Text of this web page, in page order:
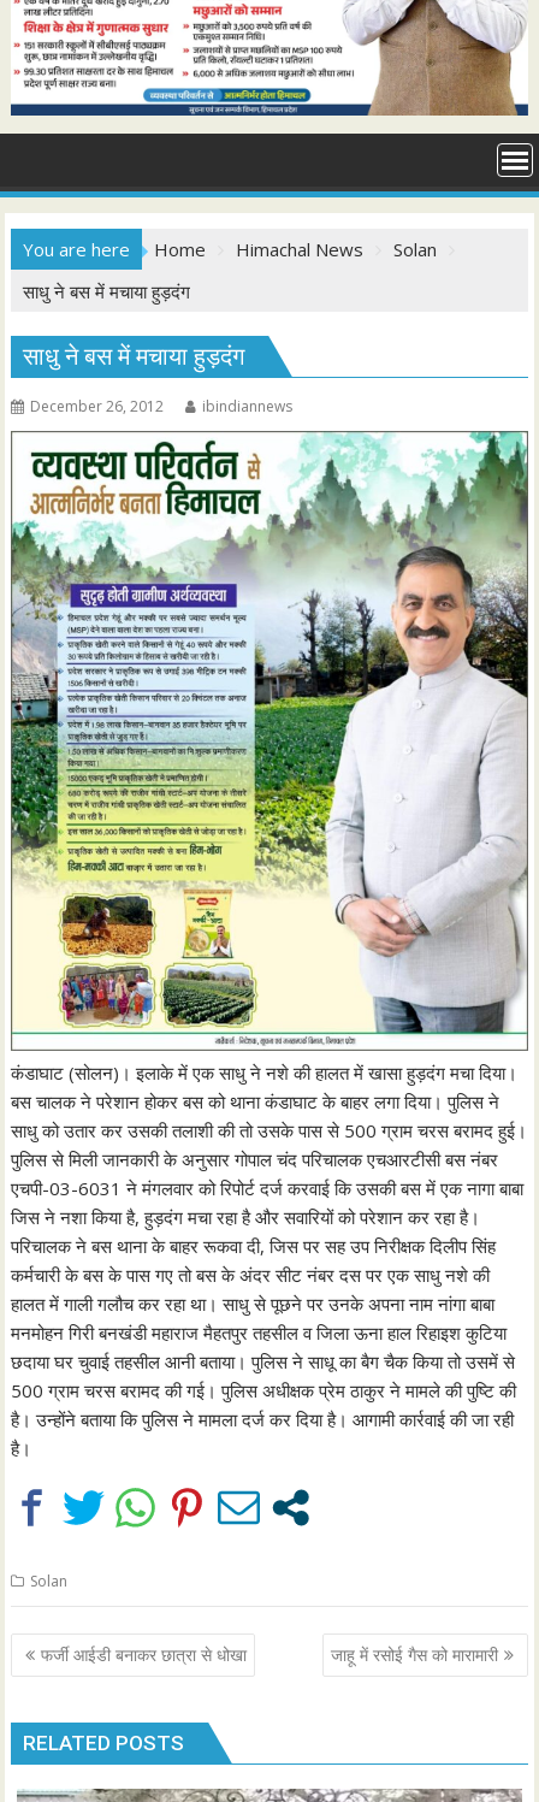
You are here Home Himachal News
Solan
साधु ने बस में मचाया हुड़दंग
साधु ने बस में मचाया हुड़दंग
December 26, 2012 ibindiannews
कंडाघाट (सोलन)। इलाके में एक साधु ने नशे की हालत में खासा हुड़दंग मचा दिया।
बस चालक ने परेशान होकर बस को थाना कंडाघाट के बाहर लगा दिया। पुलिस ने
साधु को उतार कर उसकी तलाशी की तो उसके पास से 500 ग्राम चरस बरामद हुई।
पुलिस से मिली जानकारी के अनुसार गोपाल चंद परिचालक एचआरटीसी बस नंबर
एचपी-03-6031 ने मंगलवार को रिपोर्ट दर्ज करवाई कि उसकी बस में एक नागा बाबा
जिस ने नशा किया है, हुड़दंग मचा रहा है और सवारियों को परेशान कर रहा है।
परिचालक ने बस थाना के बाहर रूकवा दी, जिस पर सह उप निरीक्षक दिलीप सिंह
कर्मचारी के बस के पास गए तो बस के अंदर सीट नंबर दस पर एक साधु नशे की
हालत में गाली गलौच कर रहा था। साधु से पूछने पर उनके अपना नाम नांगा बाबा
मनमोहन गिरी बनखंडी महाराज मैहतपुर तहसील व जिला ऊना हाल रिहाइश कुटिया
छदाया घर चुवाई तहसील आनी बताया। पुलिस ने साधू का बैग चैक किया तो उसमें से
500 ग्राम चरस बरामद की गई। पुलिस अधीक्षक प्रेम ठाकुर ने मामले की पुष्टि की
है। उन्होंने बताया कि पुलिस ने मामला दर्ज कर दिया है। आगामी कार्रवाई की जा रही
है।
Solan
Post
navigation
फर्जी आईडी बनाकर छात्रा से धोखा जाहू में रसोई गैस को मारामारी
RELATED POSTS